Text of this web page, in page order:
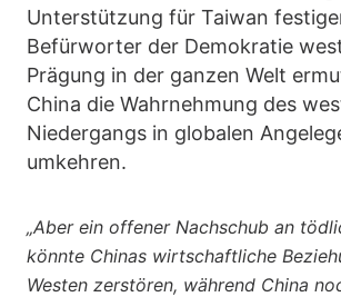
Unterstützung für Taiwan
Befürworter der Demokratie
Prägung in der ganzen Welt
China die Wahrnehmung des
Niedergangs in globalen
umkehren.
„Aber ein offener Nachschub an
könnte Chinas wirtschaftliche
Westen zerstören, während China